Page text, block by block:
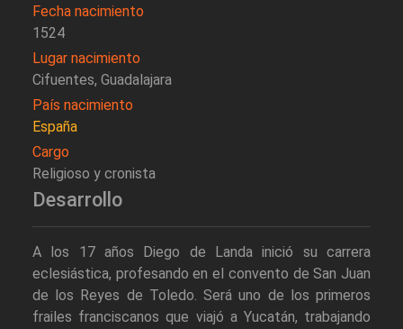
Fecha nacimiento
1524
Lugar nacimiento
Cifuentes, Guadalajara
País nacimiento
España
Cargo
Religioso y cronista
Desarrollo
A los 17 años Diego de Landa inició su carrera
eclesiástica, profesando en el convento de San Juan
de los Reyes de Toledo. Será uno de los primeros
frailes franciscanos que viajó a Yucatán, trabajando